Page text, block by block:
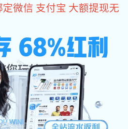
光电耦合器
OR357PVG